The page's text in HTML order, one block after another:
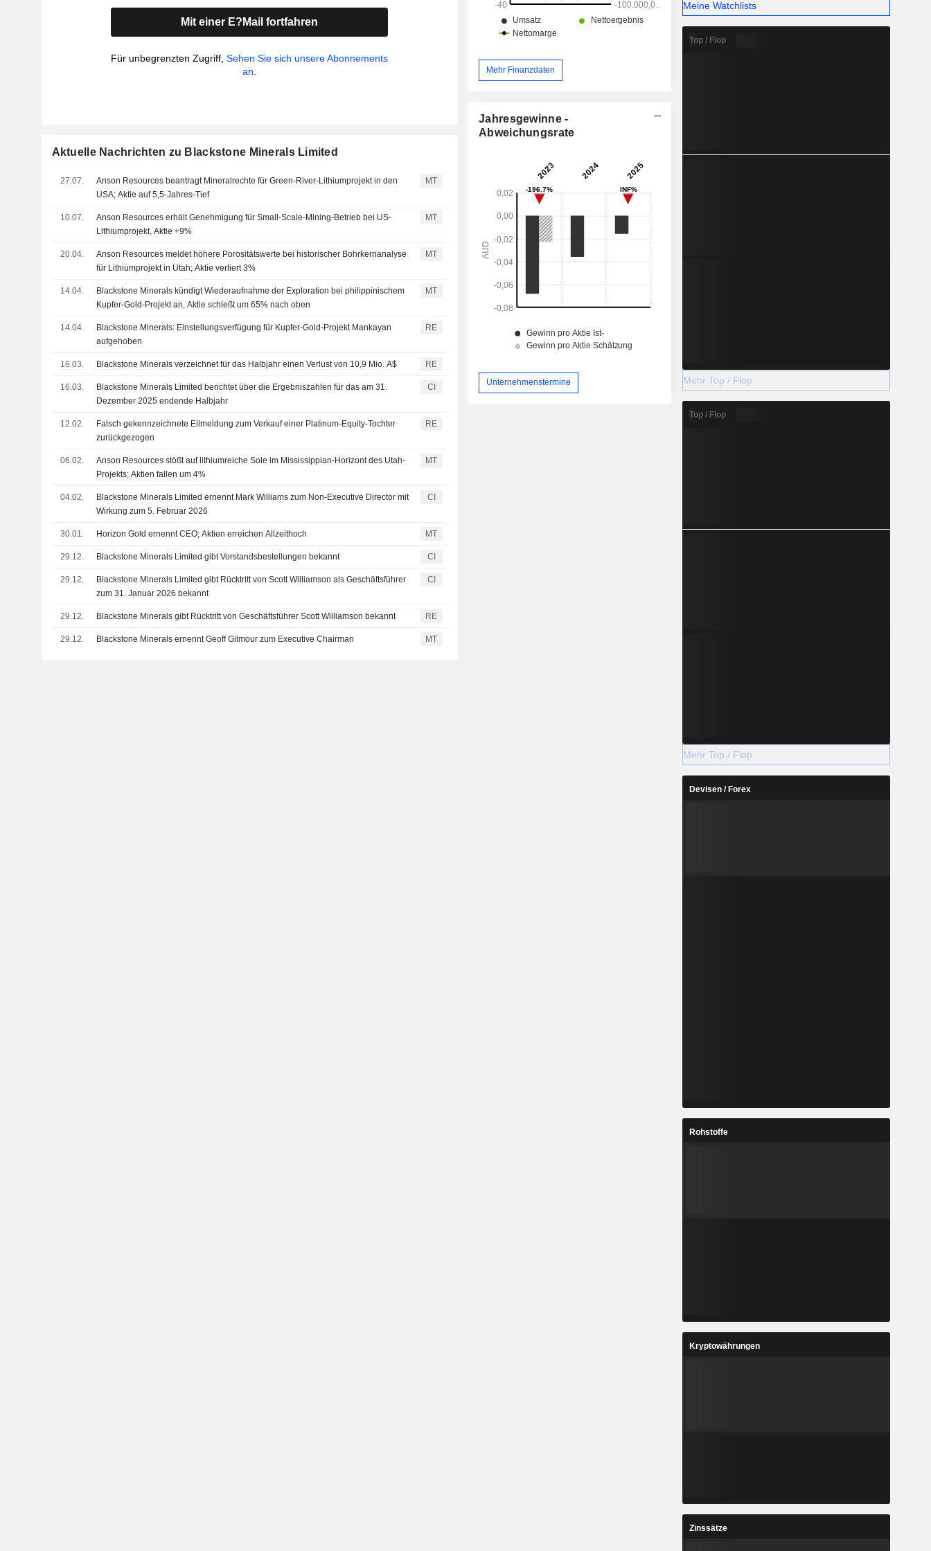
Mit einer E?Mail fortfahren
Für unbegrenzten Zugriff,Sehen Sie sich unsere Abonnements
an.
Aktuelle Nachrichten zu Blackstone Minerals Limited
27.07.
Anson Resources beantragt Mineralrechte für Green-River-Lithiumprojekt in den
USA; Aktie auf 5,5-Jahres-Tief
MT
10.07.
Anson Resources erhält Genehmigung für Small-Scale-Mining-Betrieb bei US-
Lithiumprojekt, Aktie +9%
MT
20.04.
Anson Resources meldet höhere Porositätswerte bei historischer Bohrkernanalyse
für Lithiumprojekt in Utah; Aktie verliert 3%
MT
14.04.
Blackstone Minerals kündigt Wiederaufnahme der Exploration bei philippinischem
Kupfer-Gold-Projekt an, Aktie schießt um 65% nach oben
MT
14.04.
Blackstone Minerals: Einstellungsverfügung für Kupfer-Gold-Projekt Mankayan
aufgehoben
RE
16.03. Blackstone Minerals verzeichnet für das Halbjahr einen Verlust von 10,9 Mio. A$ RE
16.03.
Blackstone Minerals Limited berichtet über die Ergebniszahlen für das am 31.
Dezember 2025 endende Halbjahr
CI
12.02.
Falsch gekennzeichnete Eilmeldung zum Verkauf einer Platinum-Equity-Tochter
zurückgezogen
RE
06.02.
Anson Resources stößt auf lithiumreiche Sole im Mississippian-Horizont des Utah-
Projekts; Aktien fallen um 4%
MT
04.02.
Blackstone Minerals Limited ernennt Mark Williams zum Non-Executive Director mit
Wirkung zum 5. Februar 2026
CI
30.01. Horizon Gold ernennt CEO; Aktien erreichen Allzeithoch MT
29.12. Blackstone Minerals Limited gibt Vorstandsbestellungen bekannt CI
29.12.
Blackstone Minerals Limited gibt Rücktritt von Scott Williamson als Geschäftsführer
zum 31. Januar 2026 bekannt
CI
29.12. Blackstone Minerals gibt Rücktritt von Geschäftsführer Scott Williamson bekannt RE
29.12. Blackstone Minerals ernennt Geoff Gilmour zum Executive Chairman MT
Streichs der Lepanto-Goldmine und des Far-
Southeast-Projekts auf den Philippinen.
Mehr Finanzdaten
Jahresgewinne -
Abweichungsrate
Unternehmenstermine
Meine Watchlists
Top / Flop
Mehr Top / Flop
Top / Flop
Mehr Top / Flop
Devisen / Forex
Rohstoffe
Kryptowährungen
Zinssätze